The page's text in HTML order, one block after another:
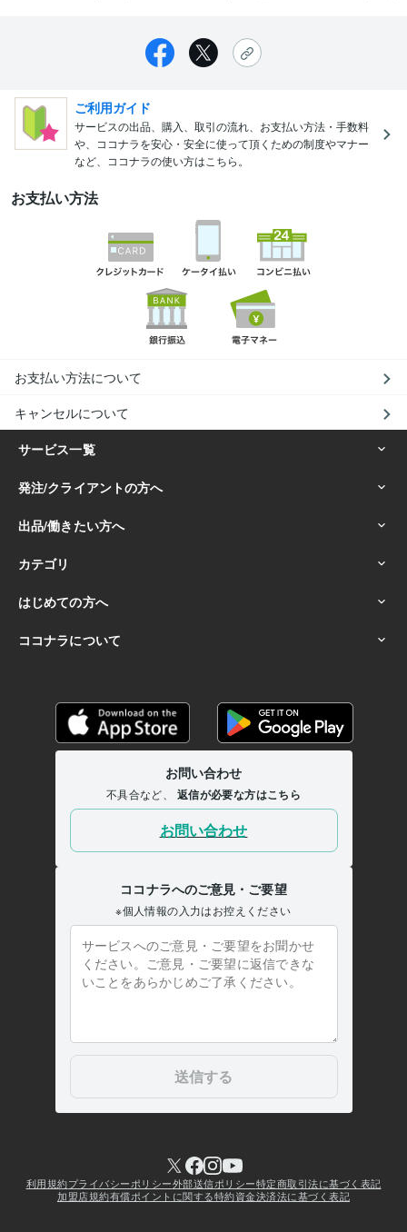
ご利用ガイド
サービスの出品、購入、取引の流れ、お支払い方法・手数料
や、ココナラを安心・安全に使って頂くための制度やマナー
など、ココナラの使い方はこちら。
お支払い方法
お支払い方法について
キャンセルについて